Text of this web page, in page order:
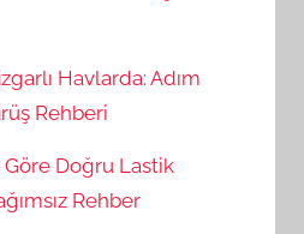
Havlarda: Adım
Rehberi
Doğru Lastik
Rehber